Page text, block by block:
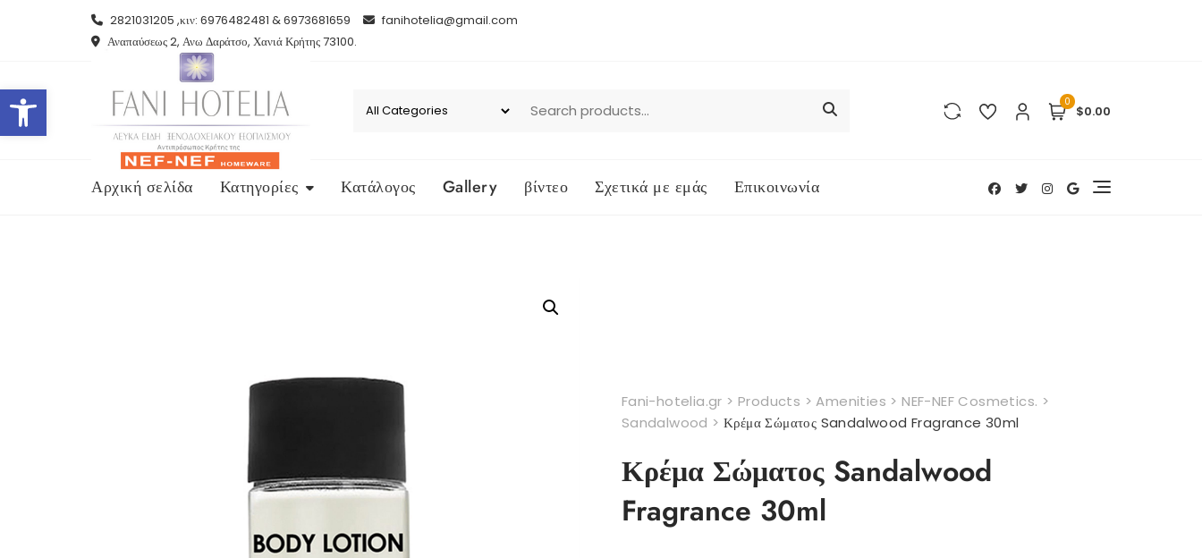
Open toolbar
2821031205 ,κιν: 6976482481 & 6973681659
fanihotelia@gmail.com
Αναπαύσεως 2, Ανω Δαράτσο, Χανιά Κρήτης 73100.
0
$0.00
Αρχική σελίδα Κατηγορίες Κατάλογος Gallery βίντεο Σχετικά με εμάς Επικοινωνία
Fani-hotelia.gr > Products >Amenities >NEF-NEF Cosmetics. >
Sandalwood > Κρέμα Σώματος Sandalwood Fragrance 30ml
Κρέμα Σώματος Sandalwood
Fragrance 30ml